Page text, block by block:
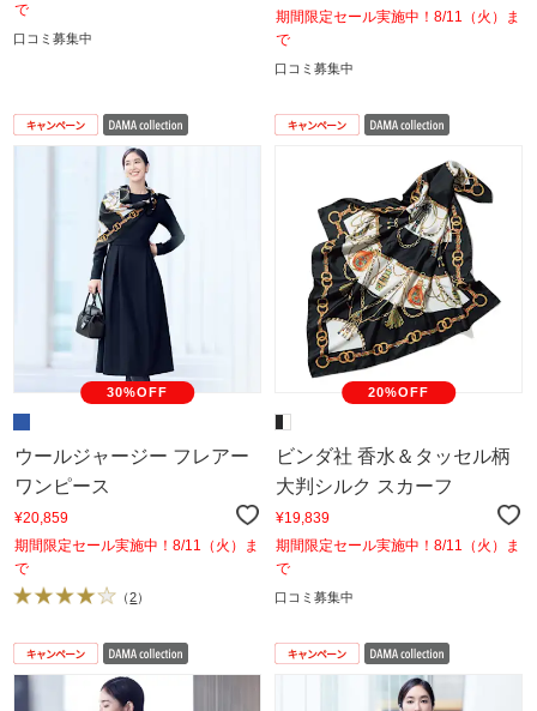
で
口コミ募集中
期間限定セール実施中！8/11（火）ま
で
口コミ募集中
30%OFF
ウールジャージー フレアー
ワンピース
¥20,859
期間限定セール実施中！8/11（火）ま
で
（2）
20%OFF
ビンダ社 香水＆タッセル柄
大判シルク スカーフ
¥19,839
期間限定セール実施中！8/11（火）ま
で
口コミ募集中